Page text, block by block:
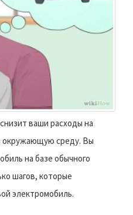
ваши расходы на
окружающую среду. Вы
на базе обычного
шагов, которые
электромобиль.